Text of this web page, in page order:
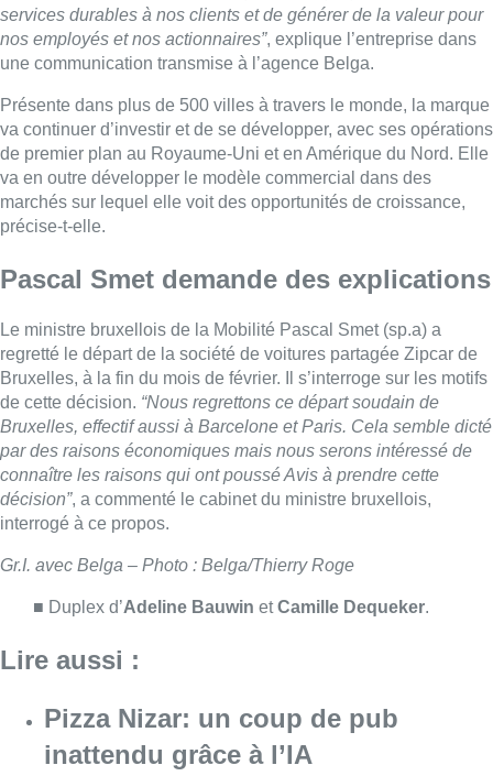
Le ministre bruxellois de la Mobilité Pascal Smet (sp.a) a
regretté le départ de la société de voitures partagée Zipcar de
de cette décision.“Nous regrettons ce départ soudain de
Bruxelles, effectif aussi à Barcelone et Paris. Cela semble dicté
par des raisons économiques mais nous serons intéressé de
connaître les raisons qui ont poussé Avis à prendre cette
décision” , a commenté le cabinet du ministre bruxellois,
interrogé à ce propos.
Gr.I. avec Belga – Photo : Belga/Thierry Roge
Lire aussi :
Pizza Nizar: un coup de pub
inattendu grâce à l’IA